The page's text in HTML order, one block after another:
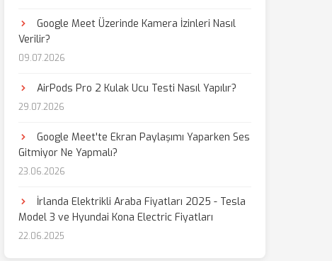
Google Meet Üzerinde Kamera İzinleri Nasıl
Verilir?
09.07.2026
AirPods Pro 2 Kulak Ucu Testi Nasıl Yapılır?
29.07.2026
Google Meet'te Ekran Paylaşımı Yaparken Ses
Gitmiyor Ne Yapmalı?
23.06.2026
İrlanda Elektrikli Araba Fiyatları 2025 - Tesla
Model 3 ve Hyundai Kona Electric Fiyatları
22.06.2025